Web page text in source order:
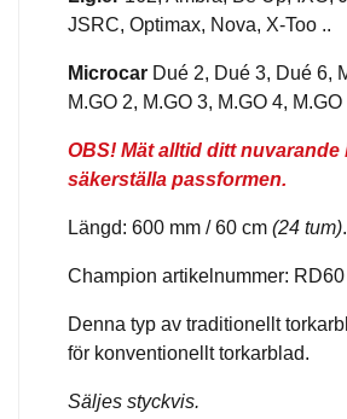
JSRC, Optimax, Nova, X-Too ..
Microcar Dué 2, Dué 3, Dué 6,
M.GO 2, M.GO 3, M.GO 4, M.GO
OBS! Mät alltid ditt nuvarande
säkerställa passformen.
Längd: 600 mm / 60 cm (24 tum).
Champion artikelnummer: RD60
Denna typ av traditionellt
för konventionellt torkarblad.
Säljes styckvis.